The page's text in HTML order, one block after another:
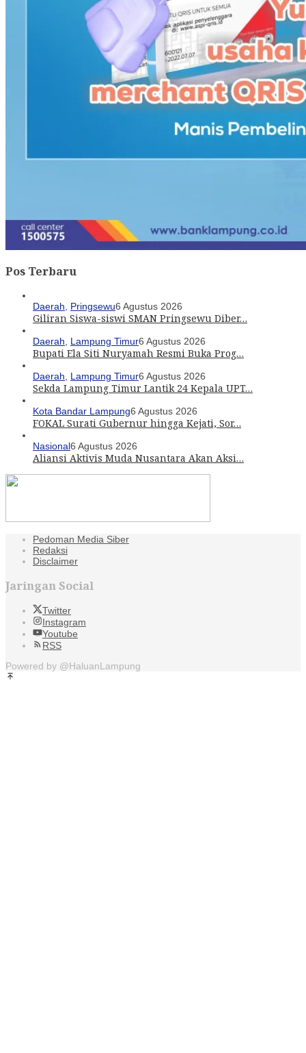
Pos Terbaru
Daerah Pringsewu6 Agustus 2026
Giliran Siswa-siswi SMAN Pringsewu Diber…
Daerah Lampung Timur6 Agustus 2026
Bupati Ela Siti Nuryamah Resmi Buka Prog…
Daerah Lampung Timur6 Agustus 2026
Sekda Lampung Timur Lantik 24 Kepala UPT…
Kota Bandar Lampung6 Agustus 2026
FOKAL Surati Gubernur hingga Kejati, Sor…
Nasional6 Agustus 2026
Aliansi Aktivis Muda Nusantara Akan Aksi…
Pedoman Media Siber
Redaksi
Disclaimer
Jaringan Social
Twitter
Instagram
Youtube
RSS
Powered by @HaluanLampung